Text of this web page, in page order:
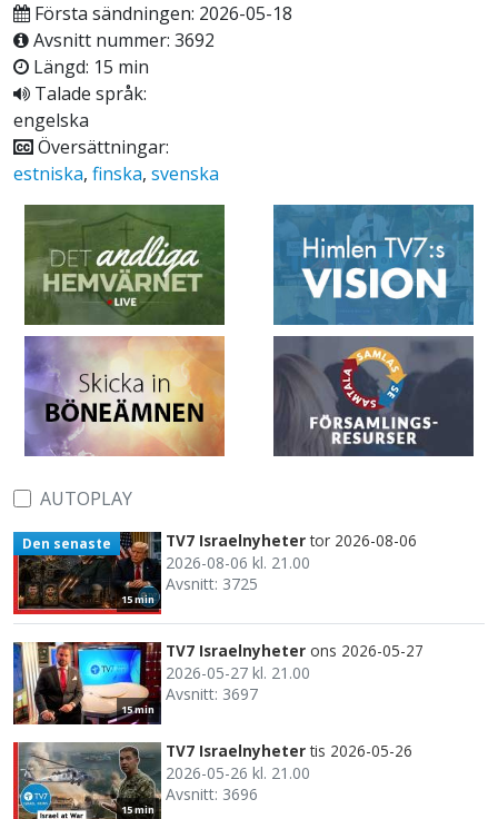
Första sändningen: 2026-05-18
Avsnitt nummer: 3692
Längd: 15 min
Talade språk:
engelska
Översättningar:
estniska, finska, svenska
AUTOPLAY
15 min
Den senaste TV7 Israelnyheter tor 2026-08-06
2026-08-06 kl. 21.00
Avsnitt: 3725
15 min
TV7 Israelnyheter ons 2026-05-27
2026-05-27 kl. 21.00
Avsnitt: 3697
15 min
TV7 Israelnyheter tis 2026-05-26
2026-05-26 kl. 21.00
Avsnitt: 3696